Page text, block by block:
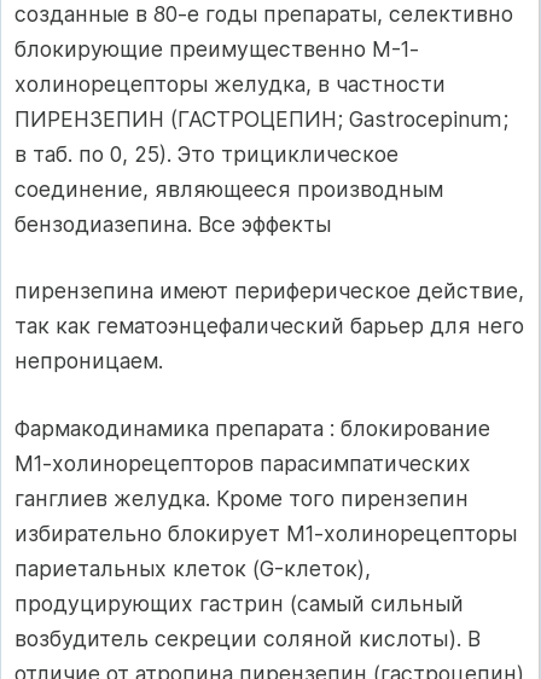
созданные в 80-е годы препараты, селективно
блокирующие преимущественно М-1-
холинорецепторы желудка, в частности
ПИРЕНЗЕПИН (ГАСТРОЦЕПИН; Gastrocepinum;
в таб. по 0, 25). Это трициклическое
соединение, являющееся производным
бензодиазепина. Все эффекты
пирензепина имеют периферическое действие,
так как гематоэнцефалический барьер для него
непроницаем.
Фармакодинамика препарата : блокирование
М1-холинорецепторов парасимпатических
ганглиев желудка. Кроме того пирензепин
избирательно блокирует М1-холинорецепторы
париетальных клеток (G-клеток),
продуцирующих гастрин (самый сильный
возбудитель секреции соляной кислоты). В
отличие от атропина пирензепин (гастроцепин)